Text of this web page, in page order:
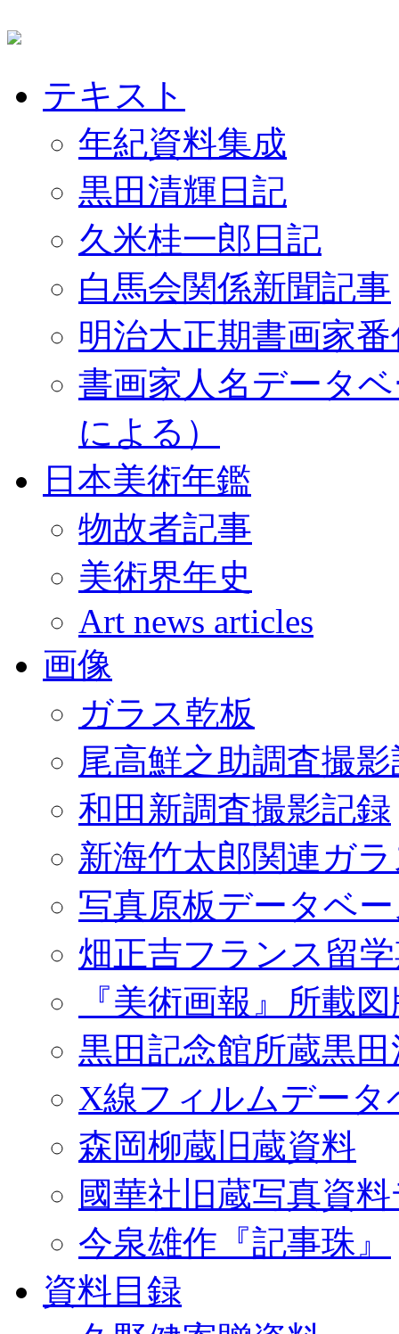
テキスト
年紀資料集成
黒田清輝日記
久米桂一郎日記
白馬会関係新聞記事
明治大正期書画家
書画家人名データ
による）
日本美術年鑑
物故者記事
美術界年史
Art news articles
画像
ガラス乾板
尾高鮮之助調査撮
和田新調査撮影記録
新海竹太郎関連ガ
写真原板データベ
畑正吉フランス留
『美術画報』所載
黒田記念館所蔵黒
X線フィルムデータ
森岡柳蔵旧蔵資料
國華社旧蔵写真資
今泉雄作『記事珠』
資料目録